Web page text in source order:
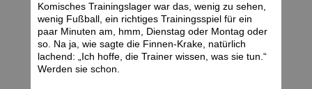
Komisches Trainingslager war das, wenig zu sehen,
wenig Fußball, ein richtiges Trainingsspiel für ein
paar Minuten am, hmm, Dienstag oder Montag oder
so. Na ja, wie sagte die Finnen-Krake, natürlich
lachend: „Ich hoffe, die Trainer wissen, was sie tun.“
Werden sie schon.